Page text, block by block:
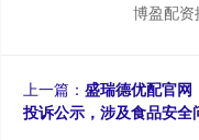
博盈配资
上一篇： 盛瑞德优配官网
投诉公示，涉及食品安全